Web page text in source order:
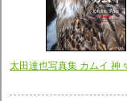
太田達也写真集 カムイ 神